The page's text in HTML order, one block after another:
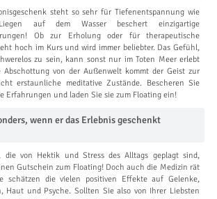
steht so sehr für Tiefenentspannung wie
auf dem Wasser beschert einzigartige
Ob zur Erholung oder für therapeutische
hoch im Kurs und wird immer beliebter. Das Gefühl,
zu sein, kann sonst nur im Toten Meer erlebt
Abschottung von der Außenwelt kommt der Geist zur
erstaunliche meditative Zustände. Bescheren Sie
Erfahrungen und laden Sie sie zum Floating ein!
wenn er das Erlebnis geschenkt
die von Hektik und Stress des Alltags geplagt sind,
Gutschein zum Floating! Doch auch die Medizin rät
schätzen die vielen positiven Effekte auf Gelenke,
Haut und Psyche. Sollten Sie also von Ihrer Liebsten